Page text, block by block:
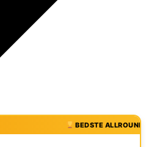
BEDSTE ALLROUND